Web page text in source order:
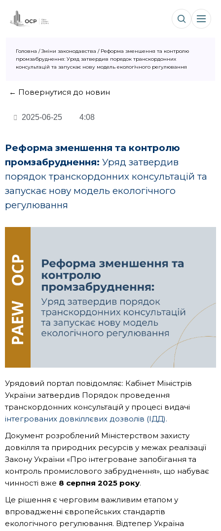
Головна /Зміни законодавства / Реформа зменшення та контролю
промзабруднення: Уряд затвердив порядок транскордонних
консультацій та запускає нову модель екологічного регулювання
← Повернутися до новин
2025-06-25 4:08
Реформа зменшення та контролю
промзабруднення: Уряд затвердив
порядок транскордонних консультацій та
запускає нову модель екологічного
регулювання
Урядовий портал повідомляє: Кабінет Міністрів
України затвердив Порядок проведення
транскордонних консультацій у процесі видачі
інтегрованих довкіллєвих дозволів (ІДД).
Документ розроблений Міністерством захисту
довкілля та природних ресурсів у межах реалізації
Закону України «Про інтегроване запобігання та
контроль промислового забруднення», що набуває
чинності вже 8 серпня 2025 року.
Це рішення є черговим важливим етапом у
впровадженні європейських стандартів
екологічного регулювання. Відтепер Україна